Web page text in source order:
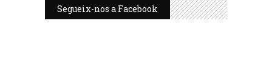
Segueix-nos a Facebook